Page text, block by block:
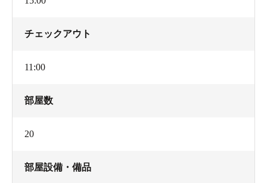
チェックアウト
11:00
部屋数
20
部屋設備・備品